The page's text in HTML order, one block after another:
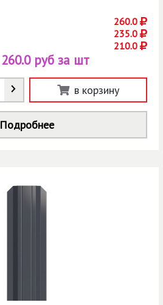
260.0
235.0
210.0
260.0 руб за шт
в корзину
Подробнее